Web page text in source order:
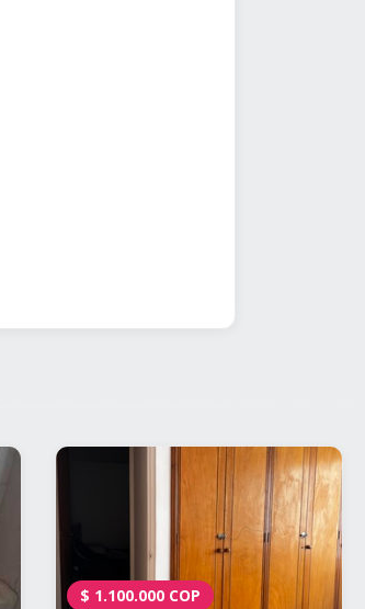
$ 1.100.000 COP